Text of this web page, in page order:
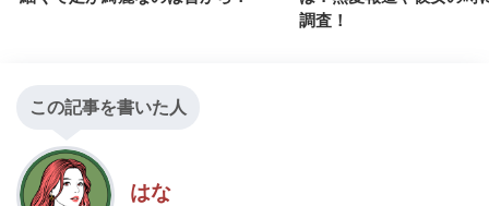
調査！
この記事を書いた人
はな